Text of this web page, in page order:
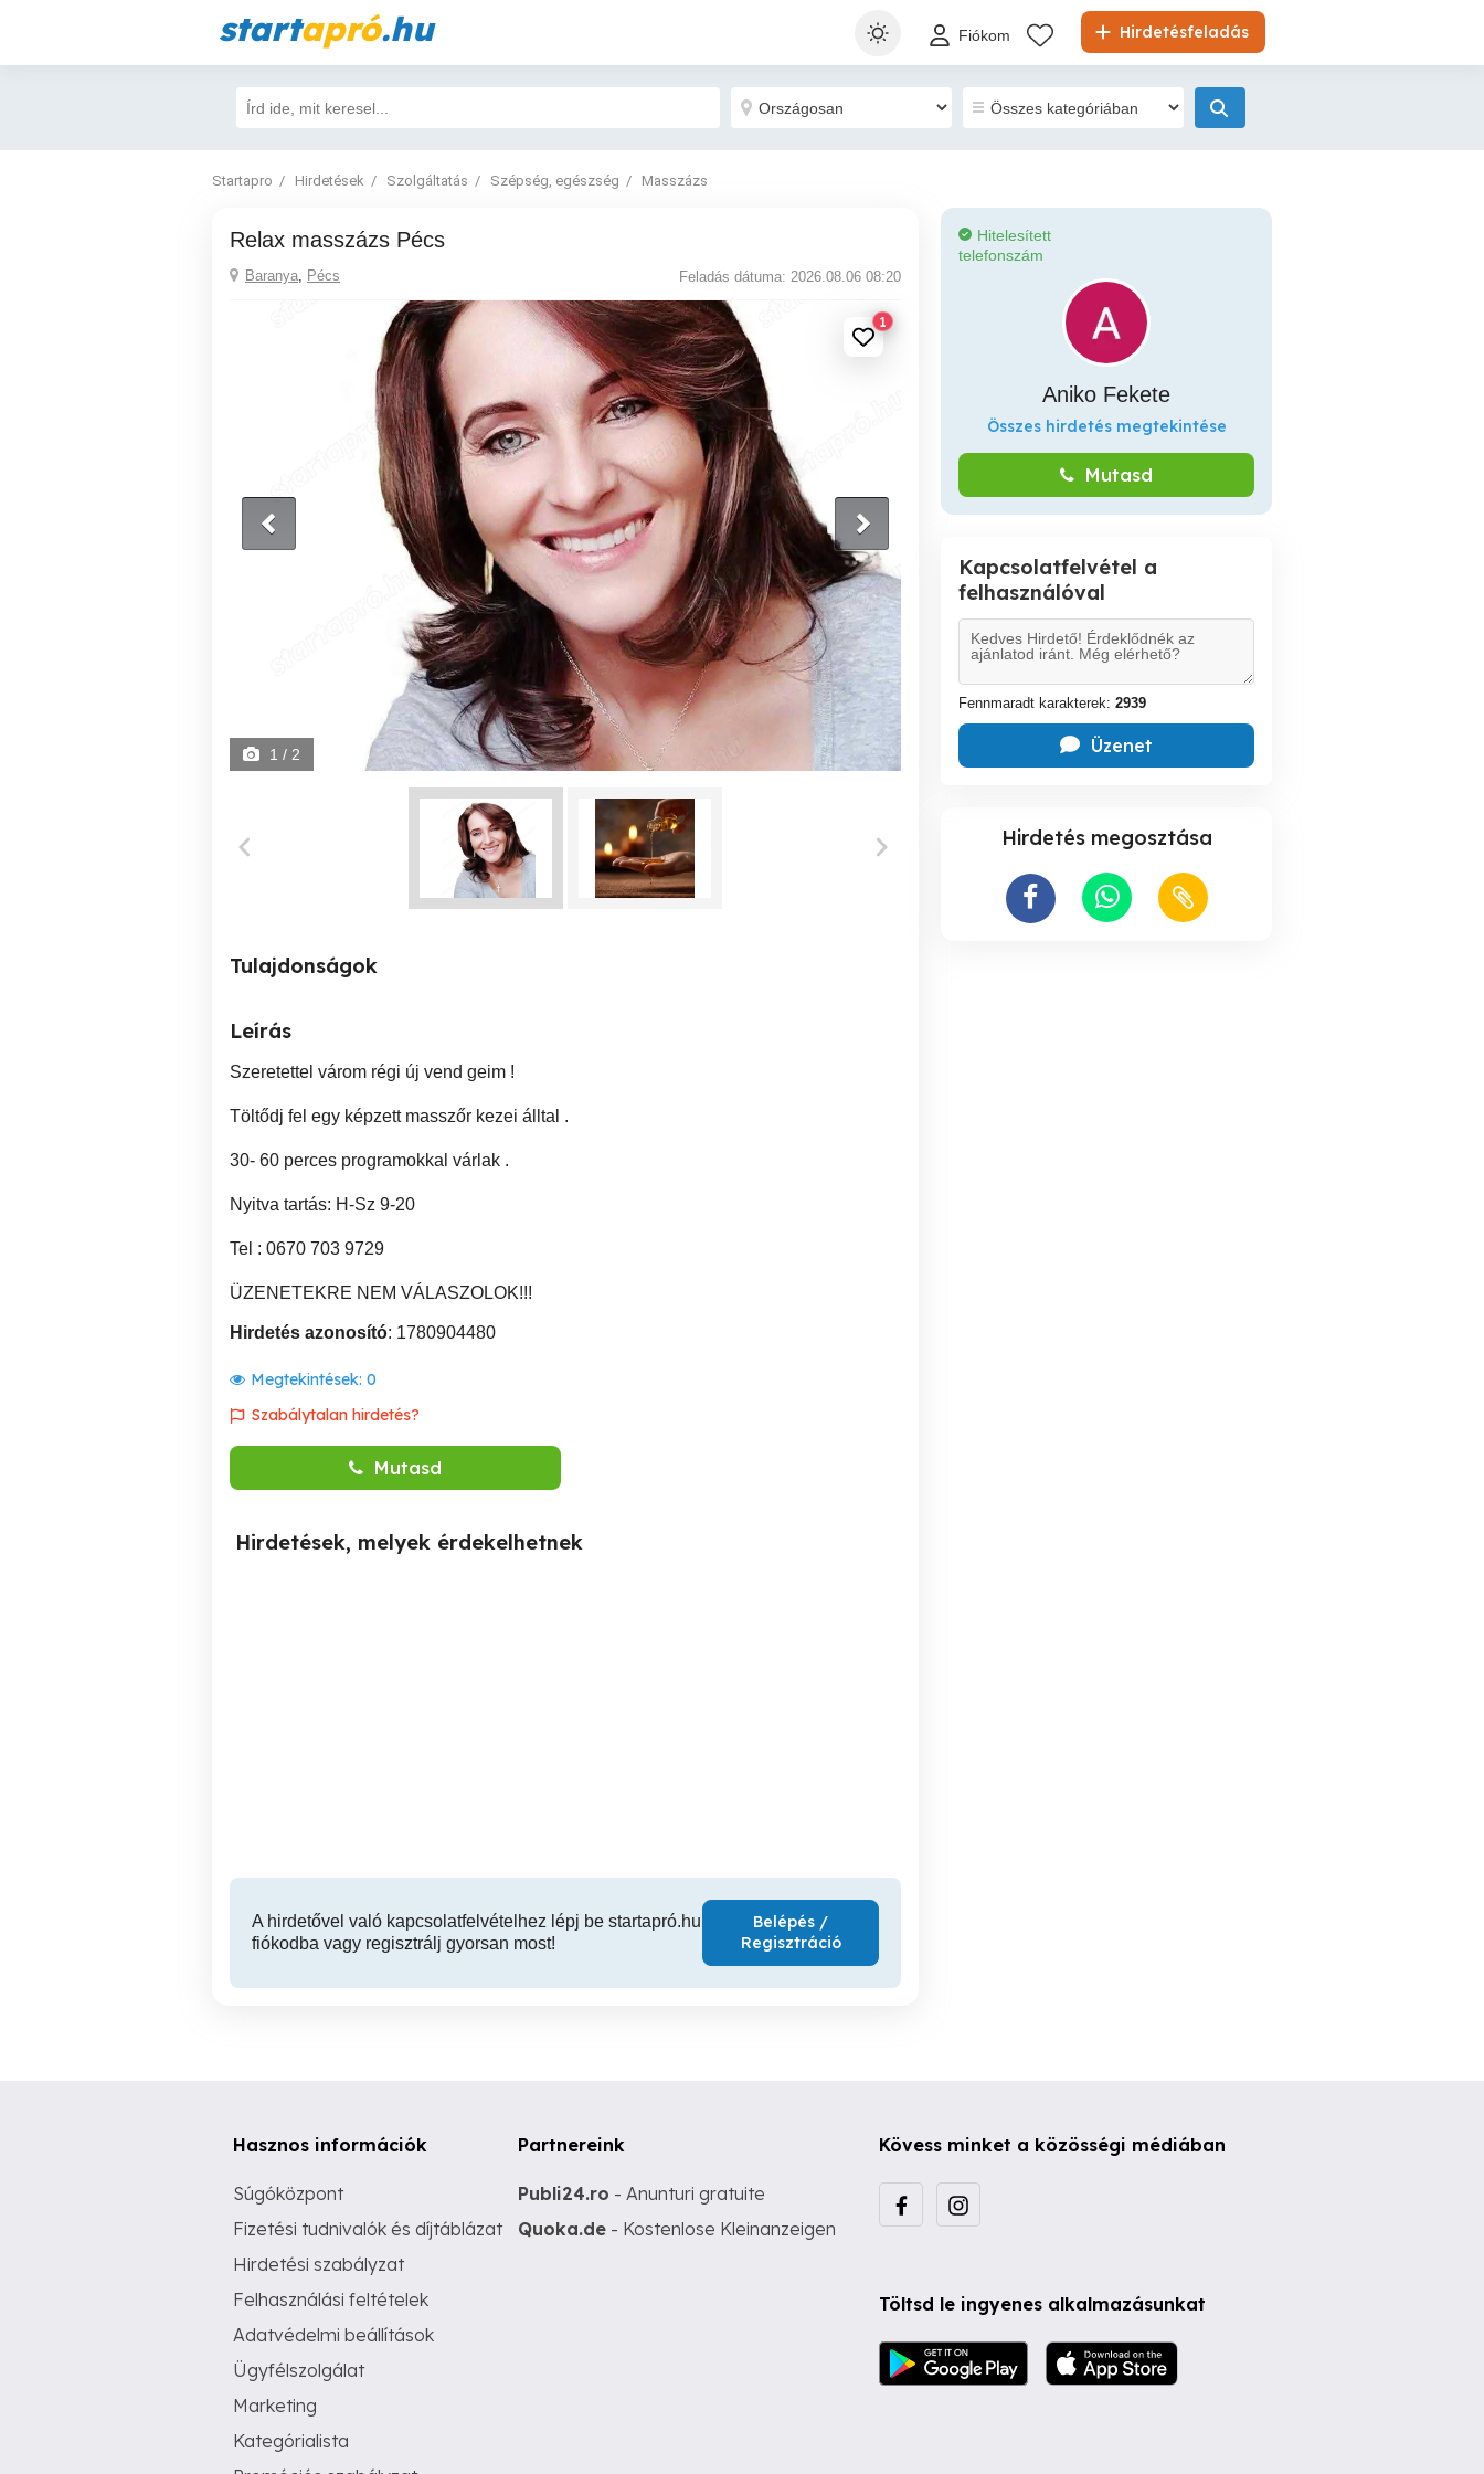
startapró.hu Hirdetésfeladás
Fiókom
Startapro Hirdetések Szolgáltatás Szépség, egészség Masszázs
Relax masszázs Pécs
Baranya, Pécs Feladás dátuma: 2026.08.06 08:20
1
1 / 2
Tulajdonságok
Leírás
Szeretettel várom régi új vend geim !
Töltődj fel egy képzett masszőr kezei álltal .
30- 60 perces programokkal várlak .
Nyitva tartás: H-Sz 9-20
Tel : 0670 703 9729
ÜZENETEKRE NEM VÁLASZOLOK!!!
Hirdetés azonosító: 1780904480
Megtekintések: 0
Szabálytalan hirdetés?
Mutasd
Hirdetések, melyek érdekelhetnek
A hirdetővel való kapcsolatfelvételhez lépj be startapró.hu
fiókodba vagy regisztrálj gyorsan most!
Belépés /
Regisztráció
Hitelesített
telefonszám
Aniko Fekete
Összes hirdetés megtekintése
Mutasd
Kapcsolatfelvétel a
felhasználóval
Fennmaradt karakterek: 2939
Üzenet
Hirdetés megosztása
Hasznos információk
Súgóközpont
Fizetési tudnivalók és díjtáblázat
Hirdetési szabályzat
Felhasználási feltételek
Adatvédelmi beállítások
Ügyfélszolgálat
Marketing
Kategórialista
Partnereink
Publi24.ro - Anunturi gratuite
Quoka.de - Kostenlose Kleinanzeigen
Kövess minket a közösségi médiában
Töltsd le ingyenes alkalmazásunkat